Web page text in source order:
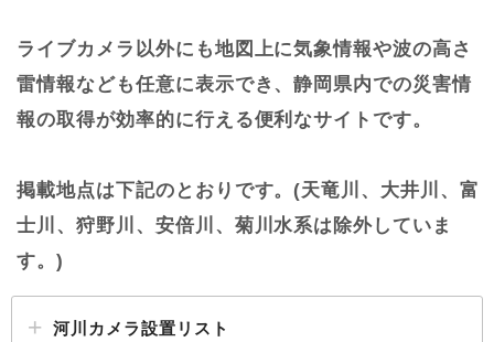
ライブカメラ以外にも地図上に気象情報や波の高さ
雷情報なども任意に表示でき、静岡県内での災害情
報の取得が効率的に行える便利なサイトです。
掲載地点は下記のとおりです。(天竜川、大井川、富
士川、狩野川、安倍川、菊川水系は除外していま
す。)
河川カメラ設置リスト